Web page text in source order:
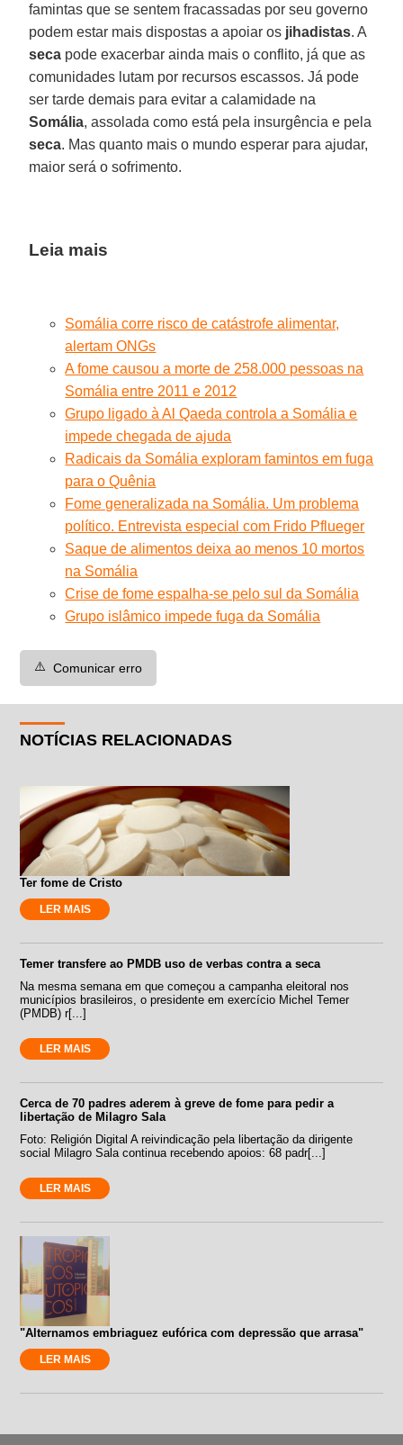
famintas que se sentem fracassadas por seu governo
podem estar mais dispostas a apoiar os jihadistas. A
seca pode exacerbar ainda mais o conflito, já que as
comunidades lutam por recursos escassos. Já pode
ser tarde demais para evitar a calamidade na
Somália, assolada como está pela insurgência e pela
seca. Mas quanto mais o mundo esperar para ajudar,
maior será o sofrimento.
Leia mais
Somália corre risco de catástrofe alimentar,
alertam ONGs
A fome causou a morte de 258.000 pessoas na
Somália entre 2011 e 2012
Grupo ligado à Al Qaeda controla a Somália e
impede chegada de ajuda
Radicais da Somália exploram famintos em fuga
para o Quênia
Fome generalizada na Somália. Um problema
político. Entrevista especial com Frido Pflueger
Saque de alimentos deixa ao menos 10 mortos
na Somália
Crise de fome espalha-se pelo sul da Somália
Grupo islâmico impede fuga da Somália
⚠️ Comunicar erro
NOTÍCIAS RELACIONADAS
Ter fome de Cristo
LER MAIS
Temer transfere ao PMDB uso de verbas contra a seca
Na mesma semana em que começou a campanha eleitoral nos
municípios brasileiros, o presidente em exercício Michel Temer
(PMDB) r[...]
LER MAIS
Cerca de 70 padres aderem à greve de fome para pedir a
libertação de Milagro Sala
Foto: Religión Digital A reivindicação pela libertação da dirigente
social Milagro Sala continua recebendo apoios: 68 padr[...]
LER MAIS
"Alternamos embriaguez eufórica com depressão que arrasa"
LER MAIS